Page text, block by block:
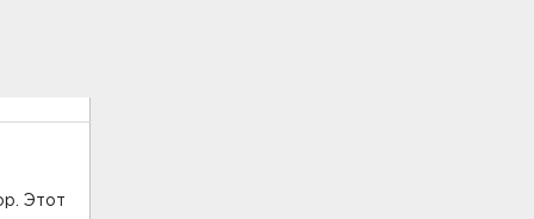
Этот